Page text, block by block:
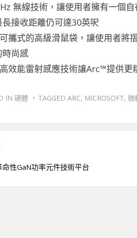
無線技術，讓使用者擁有一個
長接收距離仍可達30英呎
攜式的高級滑鼠袋，讓使用者將
時尚感
效能雷射感應技術讓Arc™提供
IN 硬體 TAGGED ARC, MICROSOFT, 微
命性GaN功率元件技術平台